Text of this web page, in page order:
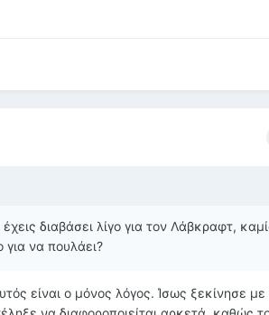
διαβάσει λίγο για τον Λάβκραφτ,
για να πουλάει?
είναι ο μόνος λόγος. Ίσως ξεκίνησε